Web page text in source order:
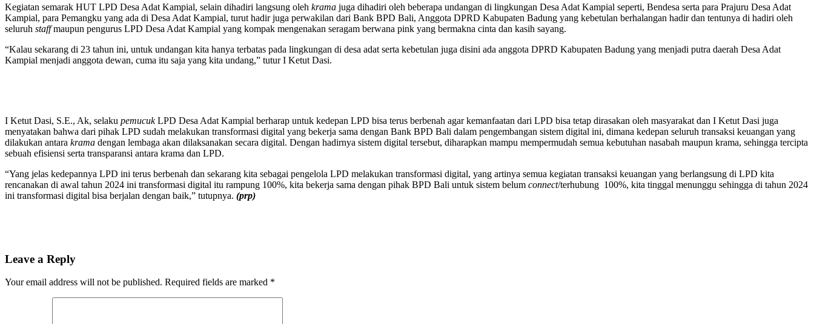
Kegiatan semarak HUT LPD Desa Adat Kampial, selain dihadiri langsung oleh krama juga dihadiri oleh beberapa undangan di lingkungan Desa Adat Kampial seperti, Bendesa serta para Prajuru Desa Adat
Kampial, para Pemangku yang ada di Desa Adat Kampial, turut hadir juga perwakilan dari Bank BPD Bali, Anggota DPRD Kabupaten Badung yang kebetulan berhalangan hadir dan tentunya di hadiri oleh
seluruh staffmaupun pengurus LPD Desa Adat Kampial yang kompak mengenakan seragam berwana pink yang bermakna cinta dan kasih sayang.
“Kalau sekarang di 23 tahun ini, untuk undangan kita hanya terbatas pada lingkungan di desa adat serta kebetulan juga disini ada anggota DPRD Kabupaten Badung yang menjadi putra daerah Desa Adat
Kampial menjadi anggota dewan, cuma itu saja yang kita undang,” tutur I Ketut Dasi.
I Ketut Dasi, S.E., Ak, selaku pemucukLPD Desa Adat Kampial berharap untuk kedepan LPD bisa terus berbenah agar kemanfaatan dari LPD bisa tetap dirasakan oleh masyarakat dan I Ketut Dasi juga
menyatakan bahwa dari pihak LPD sudah melakukan transformasi digital yang bekerja sama dengan Bank BPD Bali dalam pengembangan sistem digital ini, dimana kedepan seluruh transaksi keuangan yang
dilakukan antara krama dengan lembaga akan dilaksanakan secara digital. Dengan hadirnya sistem digital tersebut, diharapkan mampu mempermudah semua kebutuhan nasabah maupun krama, sehingga tercipta
sebuah efisiensi serta transparansi antara krama dan LPD.
“Yang jelas kedepannya LPD ini terus berbenah dan sekarang kita sebagai pengelola LPD melakukan transformasi digital, yang artinya semua kegiatan transaksi keuangan yang berlangsung di LPD kita
rencanakan di awal tahun 2024 ini transformasi digital itu rampung 100%, kita bekerja sama dengan pihak BPD Bali untuk sistem belum connect/terhubung 100%, kita tinggal menunggu sehingga di tahun 2024
ini transformasi digital bisa berjalan dengan baik,” tutupnya. (prp)
Leave a Reply
Your email address will not be published. Required fields are marked *